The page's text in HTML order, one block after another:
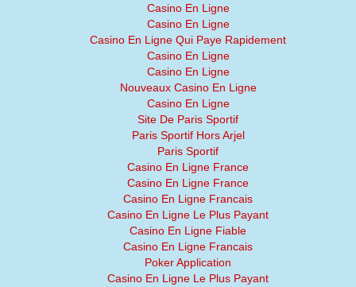
Casino En Ligne
Casino En Ligne
Casino En Ligne Qui Paye Rapidement
Casino En Ligne
Casino En Ligne
Nouveaux Casino En Ligne
Casino En Ligne
Site De Paris Sportif
Paris Sportif Hors Arjel
Paris Sportif
Casino En Ligne France
Casino En Ligne France
Casino En Ligne Francais
Casino En Ligne Le Plus Payant
Casino En Ligne Fiable
Casino En Ligne Francais
Poker Application
Casino En Ligne Le Plus Payant